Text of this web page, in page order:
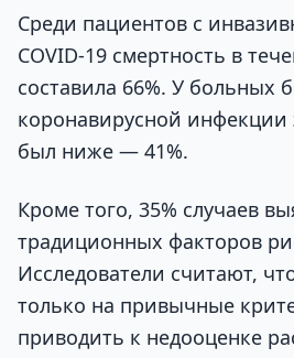
Среди пациентов с
COVID-19 смертность в
составила 66%. У больных
коронавирусной инфекции
был ниже — 41%.
Кроме того, 35% случаев
традиционных факторов
Исследователи считают,
только на привычные
приводить к недооценке